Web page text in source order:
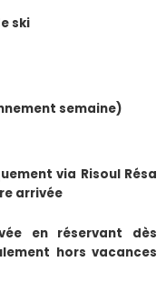
ski
semaine)
via Risoul Résa
arrivée
en réservant dès
hors vacances